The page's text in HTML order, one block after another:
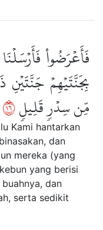
فَأَعۡرَضُواْ
بِجَنَّتَيۡهِمۡ
مِّن سِدۡرٖ قَلِيلٖ٦١
Kami hantarkan
dan
mereka (yang
yang berisi
dan
serta sedikit